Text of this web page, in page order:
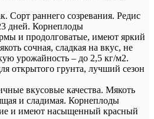
Сорт раннего созревания. Редис
дней. Корнеплоды
и продолговатые, имеют яркий
сочная, сладкая на вкус, не
урожайность – до 2,5 кг/м2.
открытого грунта, лучший сезон
вкусовые качества. Мякоть
и сладимая. Корнеплоды
и имеют насыщенный красный